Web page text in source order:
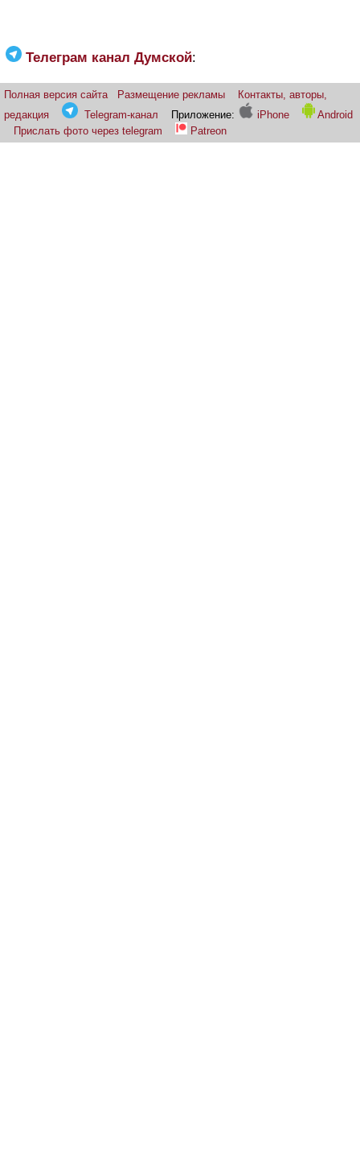
Телеграм канал Думской:
Полная версия сайта Размещение рекламы
Контакты, авторы,
редакция
Telegram-канал Приложение: iPhone
Android
Прислать фото через telegram
Patreon